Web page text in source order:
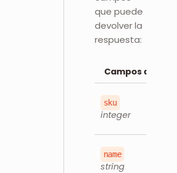
que puede
devolver la
respuesta:
Campos de
sku
integer
name
string